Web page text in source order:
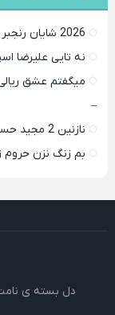
2026 شایان رنجبر
نه تایی علیرضا
میگفتم عشق
–
نازنین 2 مجید حسینی
بم زنگ نزن حروم
دل بسته ی